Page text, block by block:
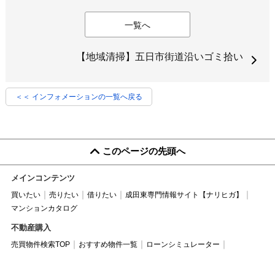
一覧へ
【地域清掃】五日市街道沿いゴミ拾い
＜＜ インフォメーションの一覧へ戻る
このページの先頭へ
メインコンテンツ
買いたい 売りたい 借りたい
成田東専門情報サイト【ナリヒガ】
マンションカタログ
不動産購入
売買物件検索TOP おすすめ物件一覧
ローンシミュレーター